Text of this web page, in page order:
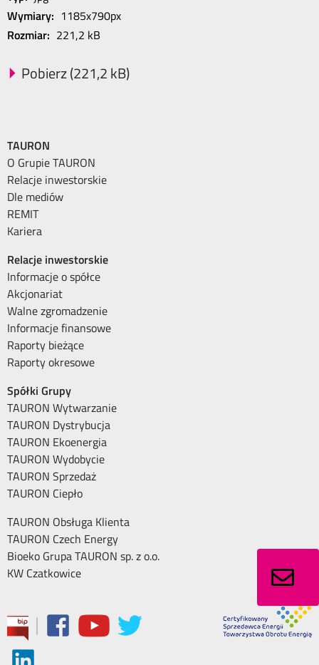
Wymiary: 1185x790px
Rozmiar: 221,2 kB
Pobierz (221,2 kB)
TAURON
O Grupie TAURON
Relacje inwestorskie
Dle mediów
REMIT
Kariera
Relacje inwestorskie
Informacje o spółce
Akcjonariat
Walne zgromadzenie
Informacje finansowe
Raporty bieżące
Raporty okresowe
Spółki Grupy
TAURON Wytwarzanie
TAURON Dystrybucja
TAURON Ekoenergia
TAURON Wydobycie
TAURON Sprzedaż
TAURON Ciepło
TAURON Obsługa Klienta
TAURON Czech Energy
Bioeko Grupa TAURON sp. z o.o.
KW Czatkowice
|